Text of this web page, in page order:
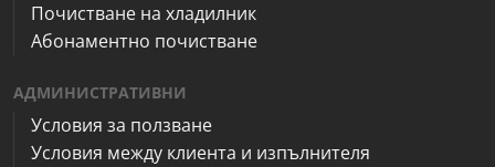
Почистване на хладилник
Абонаментно почистване
АДМИНИСТРАТИВНИ
Условия за ползване
Условия между клиента и изпълнителя